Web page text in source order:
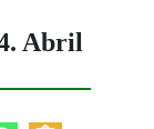
Abril